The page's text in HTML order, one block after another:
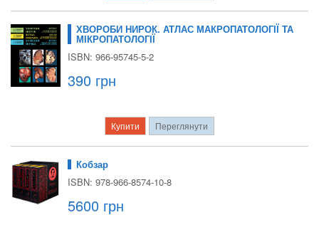
ХВОРОБИ НИРОК. АТЛАС МАКРОПАТОЛОГІЇ ТА
МІКРОПАТОЛОГІЇ
ISBN: 966-95745-5-2
390 грн
Купити Переглянути
Кобзар
ISBN: 978-966-8574-10-8
5600 грн